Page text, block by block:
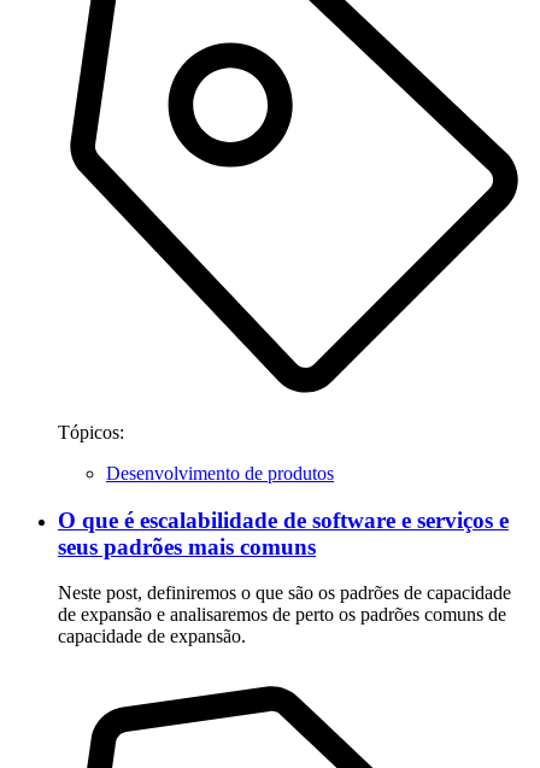
Tópicos:
Desenvolvimento de produtos
O que é escalabilidade de software e serviços e
seus padrões mais comuns
Neste post, definiremos o que são os padrões de capacidade
de expansão e analisaremos de perto os padrões comuns de
capacidade de expansão.